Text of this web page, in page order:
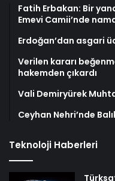
Fatih Erbakan: Bir
Emevi Camii’nde
Erdoğan’dan asgari
Verilen kararı
hakemden çıkardı
Vali Demiryürek
Ceyhan Nehri’nde
Teknoloji Haberleri